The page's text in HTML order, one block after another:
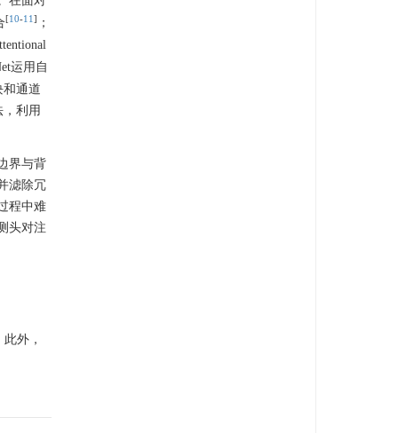
[10-11 ]
；
运用自
和通道
，利用
界与背
滤除冗
程中难
头对注
外，